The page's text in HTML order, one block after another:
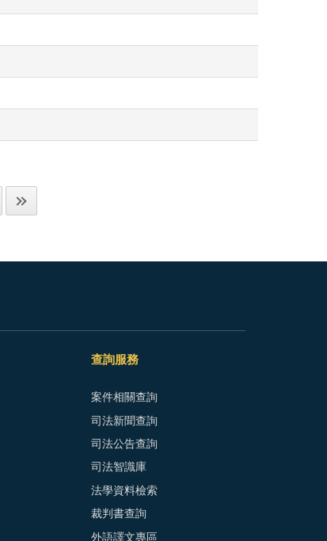
查詢服務
案件相關查詢
司法新聞查詢
司法公告查詢
司法智識庫
法學資料檢索
裁判書查詢
外語譯文專區